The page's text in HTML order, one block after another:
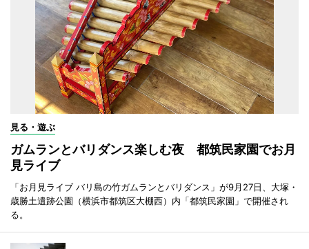
見る・遊ぶ
ガムランとバリダンス楽しむ夜 都筑民家園でお月
見ライブ
「お月見ライブ バリ島の竹ガムランとバリダンス」が9月27日、大塚・
歳勝土遺跡公園（横浜市都筑区大棚西）内「都筑民家園」で開催され
る。